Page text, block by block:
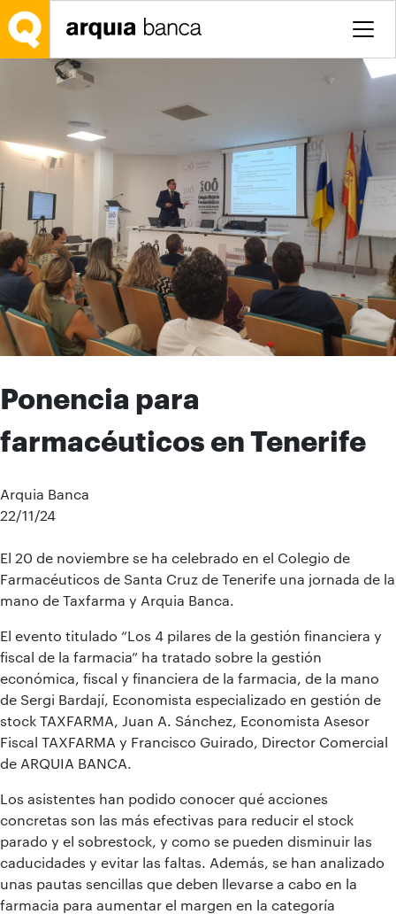
Saltar al contenido principal
Ponencia para
farmacéuticos en Tenerife
Arquia Banca
22/11/24
El 20 de noviembre se ha celebrado en el Colegio de
Farmacéuticos de Santa Cruz de Tenerife una jornada de la
mano de Taxfarma y Arquia Banca.
El evento titulado “Los 4 pilares de la gestión financiera y
fiscal de la farmacia” ha tratado sobre la gestión
económica, fiscal y financiera de la farmacia, de la mano
de Sergi Bardají, Economista especializado en gestión de
stock TAXFARMA, Juan A. Sánchez, Economista Asesor
Fiscal TAXFARMA y Francisco Guirado, Director Comercial
de ARQUIA BANCA.
Los asistentes han podido conocer qué acciones
concretas son las más efectivas para reducir el stock
parado y el sobrestock, y como se pueden disminuir las
caducidades y evitar las faltas. Además, se han analizado
unas pautas sencillas que deben llevarse a cabo en la
farmacia para aumentar el margen en la categoría